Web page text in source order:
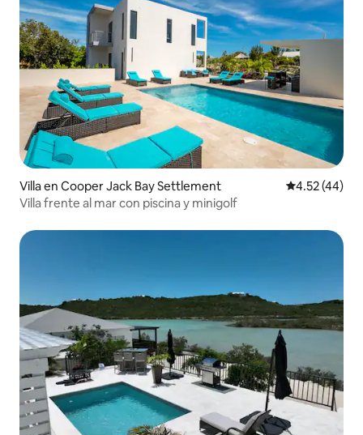
Villa en Cooper Jack Bay Settlement Calificación
4.52 (44)
Villa frente al mar con piscina y minigolf